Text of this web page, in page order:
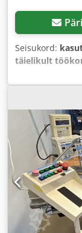
Seisukord:
täielikult
pneumaatiline